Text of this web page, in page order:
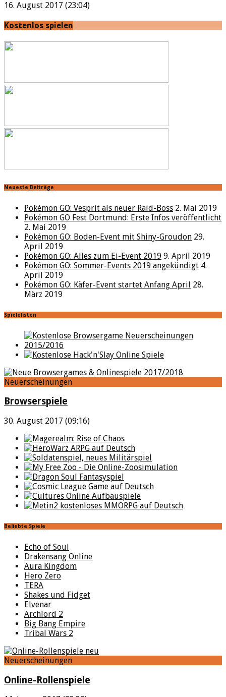
16. August 2017 (23:04)
Kostenlos spielen
Neueste Beiträge
Pokémon GO: Vesprit als neuer Raid-Boss 2. Mai 2019
Pokémon GO Fest Dortmund: Erste Infos veröffentlicht
2. Mai 2019
Pokémon GO: Boden-Event mit Shiny-Groudon 29.
April 2019
Pokémon GO: Alles zum Ei-Event 2019 9. April 2019
Pokémon GO: Sommer-Events 2019 angekündigt 4.
April 2019
Pokémon GO: Käfer-Event startet Anfang April 28.
März 2019
Spielelisten
Neuerscheinungen
Browserspiele
30. August 2017 (09:16)
Beliebte Spiele
Echo of Soul
Drakensang Online
Aura Kingdom
Hero Zero
TERA
Shakes und Fidget
Elvenar
Archlord 2
Big Bang Empire
Tribal Wars 2
Neuerscheinungen
Online-Rollenspiele